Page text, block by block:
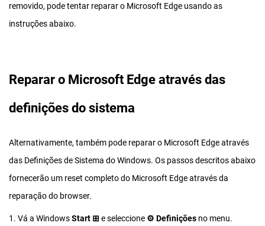
removido, pode tentar reparar o Microsoft Edge usando as
instruções abaixo.
Reparar o Microsoft Edge através das
definições do sistema
Alternativamente, também pode reparar o Microsoft Edge através
das Definições de Sistema do Windows. Os passos descritos abaixo
fornecerão um reset completo do Microsoft Edge através da
reparação do browser.
1. Vá a WindowsStart ⊞ e seleccione ⚙︎ Definições no menu.